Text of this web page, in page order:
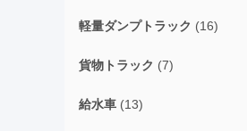
軽量ダンプトラック (16)
貨物トラック (7)
給水車 (13)